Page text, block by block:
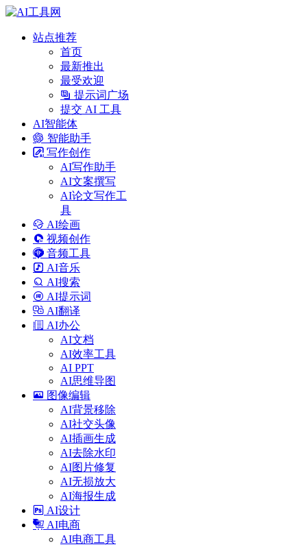
站点推荐
首页
最新推出
最受欢迎
提示词广场
提交 AI 工具
AI智能体
智能助手
写作创作
AI写作助手
AI文案撰写
AI论文写作工
具
AI绘画
视频创作
音频工具
AI音乐
AI搜索
AI提示词
AI翻译
AI办公
AI文档
AI效率工具
AI PPT
AI思维导图
图像编辑
AI背景移除
AI社交头像
AI插画生成
AI去除水印
AI图片修复
AI无损放大
AI海报生成
AI设计
AI电商
AI电商工具